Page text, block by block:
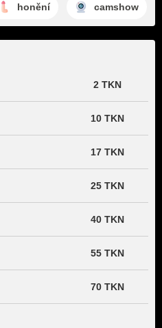
honění camshow
2 TKN
10 TKN
17 TKN
25 TKN
40 TKN
55 TKN
70 TKN